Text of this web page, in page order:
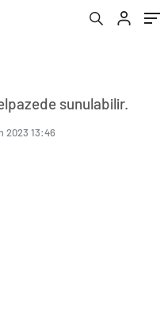
sunulabilir.
2023 13:46